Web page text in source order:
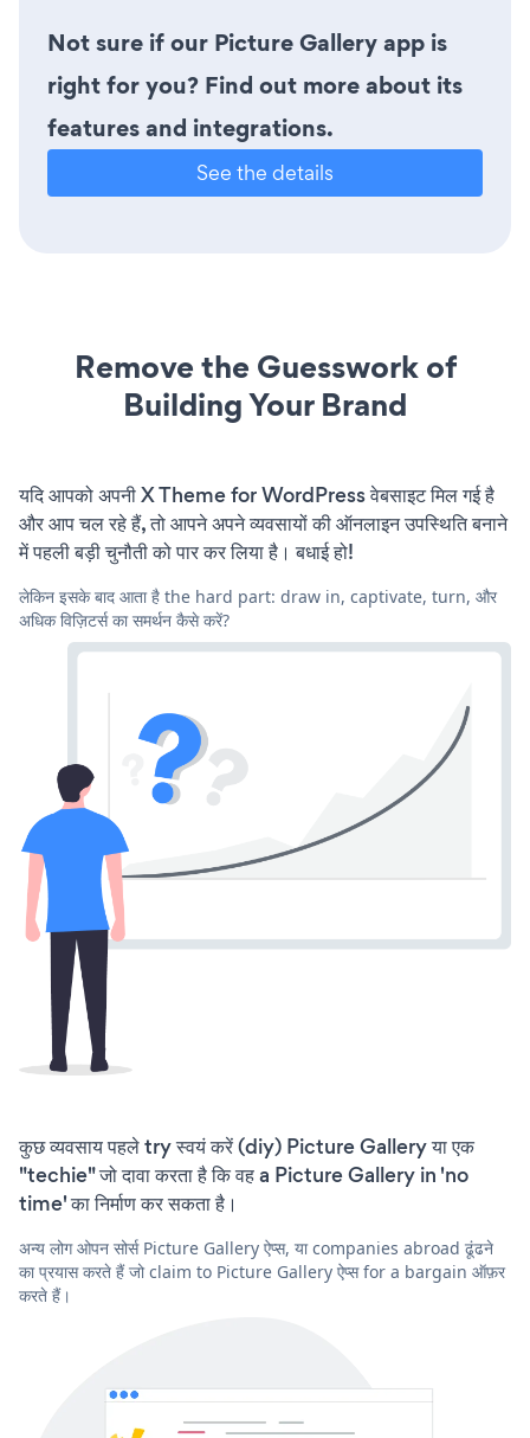
Not sure if our Picture Gallery app is
right for you? Find out more about its
features and integrations.
See the details
Remove the Guesswork of
Building Your Brand
यदि आपको अपनी X Theme for WordPress वेबसाइट मिल गई है
और आप चल रहे हैं, तो आपने अपने व्यवसायों की ऑनलाइन उपस्थिति बनाने
में पहली बड़ी चुनौती को पार कर लिया है। बधाई हो!
लेकिन इसके बाद आता है the hard part: draw in, captivate, turn, और
अधिक विज़िटर्स का समर्थन कैसे करें?
कुछ व्यवसाय पहले try स्वयं करें (diy) Picture Gallery या एक
"techie" जो दावा करता है कि वह a Picture Gallery in 'no
time' का निर्माण कर सकता है।
अन्य लोग ओपन सोर्स Picture Gallery ऐप्स, या companies abroad ढूंढने
का प्रयास करते हैं जो claim to Picture Gallery ऐप्स for a bargain ऑफ़र
करते हैं।